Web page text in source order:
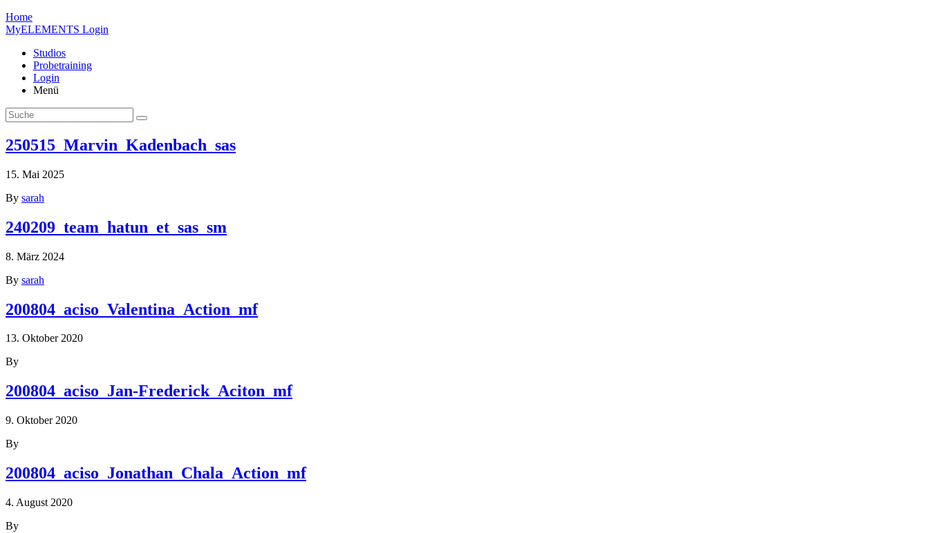
Home
MyELEMENTS Login
Studios
Probe­training
Login
Menü
250515_Marvin_Kadenbach_sas
15. Mai 2025
By sarah
240209_team_hatun_et_sas_sm
8. März 2024
By sarah
200804_aciso_Valentina_Action_mf
13. Oktober 2020
By
200804_aciso_Jan-Frederick_Aciton_mf
9. Oktober 2020
By
200804_aciso_Jonathan_Chala_Action_mf
4. August 2020
By